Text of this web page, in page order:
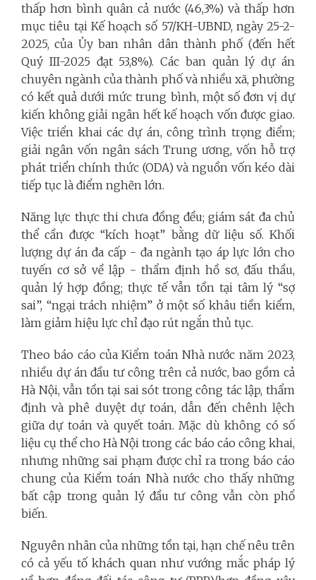
thấp hơn bình quân cả nước (46,3%) và thấp hơn
mục tiêu tại Kế hoạch số 57/KH-UBND, ngày 25-2-
2025, của Ủy ban nhân dân thành phố (đến hết
Quý III-2025 đạt 53,8%). Các ban quản lý dự án
chuyên ngành của thành phố và nhiều xã, phường
có kết quả dưới mức trung bình, một số đơn vị dự
kiến không giải ngân hết kế hoạch vốn được giao.
Việc triển khai các dự án, công trình trọng điểm;
giải ngân vốn ngân sách Trung ương, vốn hỗ trợ
phát triển chính thức (ODA) và nguồn vốn kéo dài
tiếp tục là điểm nghẽn lớn.
Năng lực thực thi chưa đồng đều; giám sát đa chủ
thể cần được “kích hoạt” bằng dữ liệu số. Khối
lượng dự án đa cấp - đa ngành tạo áp lực lớn cho
tuyến cơ sở về lập - thẩm định hồ sơ, đấu thầu,
quản lý hợp đồng; thực tế vẫn tồn tại tâm lý “sợ
sai”, “ngại trách nhiệm” ở một số khâu tiền kiểm,
làm giảm hiệu lực chỉ đạo rút ngắn thủ tục.
Theo báo cáo của Kiểm toán Nhà nước năm 2023,
nhiều dự án đầu tư công trên cả nước, bao gồm cả
Hà Nội, vẫn tồn tại sai sót trong công tác lập, thẩm
định và phê duyệt dự toán, dẫn đến chênh lệch
giữa dự toán và quyết toán. Mặc dù không có số
liệu cụ thể cho Hà Nội trong các báo cáo công khai,
nhưng những sai phạm được chỉ ra trong báo cáo
chung của Kiểm toán Nhà nước cho thấy những
bất cập trong quản lý đầu tư công vẫn còn phổ
biến.
Nguyên nhân của những tồn tại, hạn chế nêu trên
có cả yếu tố khách quan như vướng mắc pháp lý